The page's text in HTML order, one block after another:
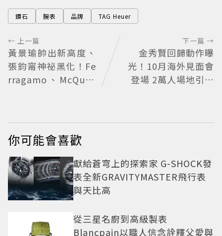
鑽石 腕表 品牌 TAG Heuer
← 上一篇
黃景瑜帥出新高度、
張鈞甯神祕黑化！Fe
rragamo、McQuee
下一篇 →
金秀賢回歸動作曝
光！10月海外見面會
登場 2萬人場地引關
你可能會喜歡
獻給蒼穹上的探索家 G-SHOCK發
表全新GRAVITYMASTER飛行表
與天比高
從三星名廚到高級製表
Blancpain以職人信念詮釋父愛與